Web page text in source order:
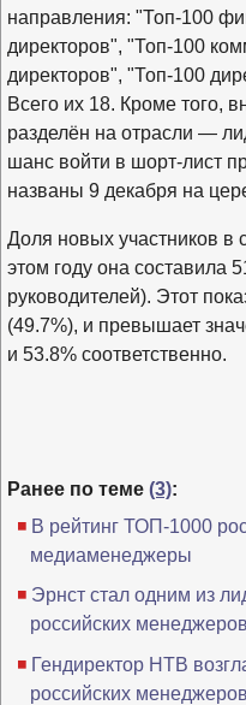
направления: "Топ-100
директоров", "Топ-100
директоров", "Топ-100
Всего их 18. Кроме того,
разделён на отрасли —
шанс войти в шорт-лист
названы 9 декабря на
Доля новых участников в
этом году она составила
руководителей). Этот
(49.7%), и превышает
и 53.8% соответственно.
Ранее по теме (3):
В рейтинг ТОП-1000
медиаменеджеры
Эрнст стал одним из
российских
Гендиректор НТВ
российских